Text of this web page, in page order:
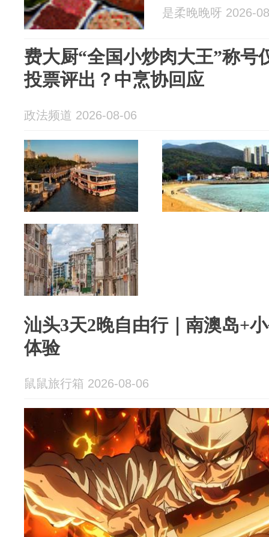
是柔晚晚呀 2026-
费大厨“全国小炒肉大王”称号
投票评出？中烹协回应
政法频道 2026-08-06
汕头3天2晚自由行｜南澳岛+
体验
鼠鼠旅行箱 2026-08-06